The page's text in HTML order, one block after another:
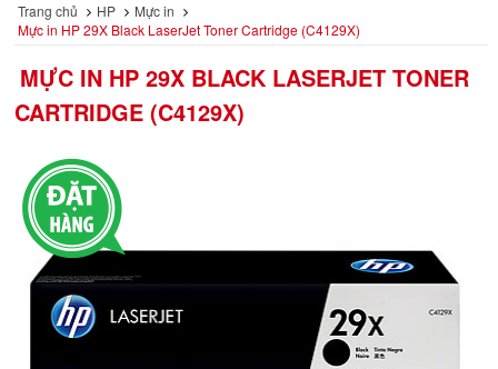
Trang chủ HP
Mực in
Mực in HP 29X Black LaserJet Toner Cartridge (C4129X)
MỰC IN HP 29X BLACK LASERJET TONER
CARTRIDGE (C4129X)